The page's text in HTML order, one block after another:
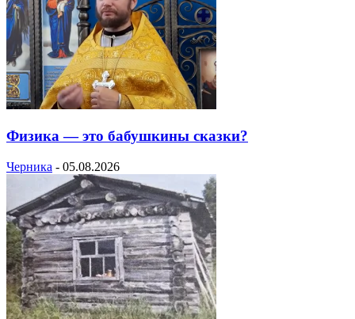
Физика — это бабушкины сказки?
Черника - 05.08.2026